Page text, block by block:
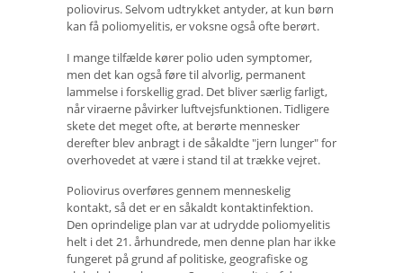
poliovirus. Selvom udtrykket antyder, at kun børn
kan få poliomyelitis, er voksne også ofte berørt.
I mange tilfælde kører polio uden symptomer,
men det kan også føre til alvorlig, permanent
lammelse i forskellig grad. Det bliver særlig farligt,
når viraerne påvirker luftvejsfunktionen. Tidligere
skete det meget ofte, at berørte mennesker
derefter blev anbragt i de såkaldte "jern lunger" for
overhovedet at være i stand til at trække vejret.
Poliovirus overføres gennem menneskelig
kontakt, så det er en såkaldt kontaktinfektion.
Den oprindelige plan var at udrydde poliomyelitis
helt i det 21. århundrede, men denne plan har ikke
fungeret på grund af politiske, geografiske og